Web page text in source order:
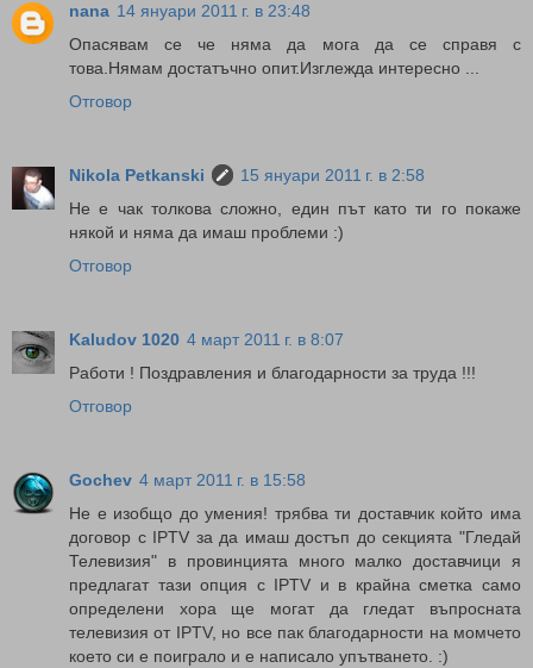
nana 14 януари 2011 г. в 23:48
Опасявам се че няма да мога да се справя с
това.Нямам достатъчно опит.Изглежда интересно ...
Отговор
Nikola Petkanski
15 януари 2011 г. в 2:58
Не е чак толкова сложно, един път като ти го покаже
някой и няма да имаш проблеми :)
Отговор
Kaludov 1020 4 март 2011 г. в 8:07
Работи ! Поздравления и благодарности за труда !!!
Отговор
Gochev 4 март 2011 г. в 15:58
Не е изобщо до умения! трябва ти доставчик който има
договор с IPTV за да имаш достъп до секцията "Гледай
Телевизия" в провинцията много малко доставчици я
предлагат тази опция с IPTV и в крайна сметка само
определени хора ще могат да гледат въпросната
телевизия от IPTV, но все пак благодарности на момчето
което си е поиграло и е написало упътването. :)